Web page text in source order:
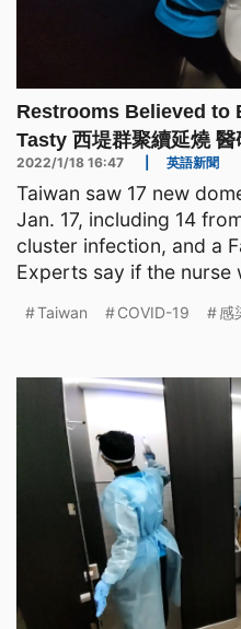
Restrooms Believed to
Tasty 西堤群聚續延燒
2022/1/18 16:47 英語新聞
Taiwan saw 17 new
Jan. 17, including 14
cluster infection, and a
Experts say if the
Taiwan COVID-19 感